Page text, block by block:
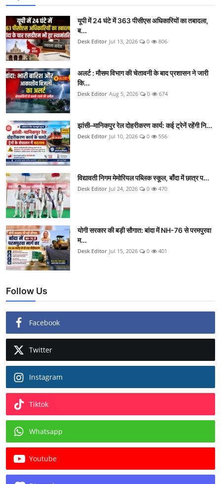
यूपी में 24 घंटे में 363 पीसीएस अधिकारियों का तबादला,
ब...
Desk Editor Jul 13, 2026 0 806
अलर्ट : मौसम विभाग की चेतावनी के बाद प्रशासन ने जारी
कि...
Desk Editor Aug 5, 2026 0 674
झांसी–मानिकपुर रेल दोहरीकरण कार्य: कई ट्रेनें रहेंगी नि...
Desk Editor Jul 10, 2026 0 556
विद्यावती निगम मेमोरियल पब्लिक स्कूल, बाँदा में छात्र प...
Desk Editor Jul 24, 2026 0 470
योगी सरकार की बड़ी सौगात: बांदा में NH-76 से परमपुरवा
म...
Desk Editor Jul 15, 2026 0 401
Follow Us
Facebook
Twitter
Instagram
Tiktok
Whatsapp
Youtube